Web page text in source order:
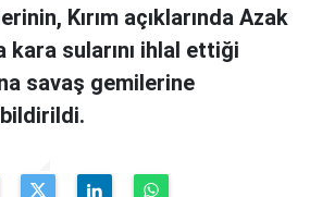
Kırım açıklarında Azak
kara sularını ihlal ettiği
savaş gemilerine